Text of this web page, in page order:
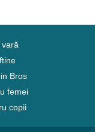
Bros
femei
copii